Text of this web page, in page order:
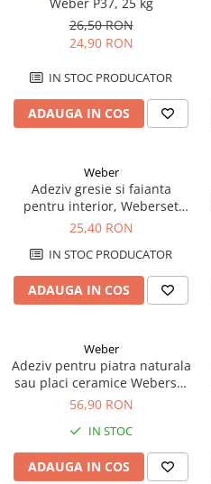
Weber P37, 25 kg
26,50 RON
24,90 RON
IN STOC PRODUCATOR
ADAUGA IN COS
Weber
Adeziv gresie si faianta
pentru interior, Weberset
ST10, 25 kg
25,40 RON
IN STOC PRODUCATOR
ADAUGA IN COS
Weber
Adeziv pentru piatra naturala
sau placi ceramice Weberset
Stone, alb, 25 kg
56,90 RON
IN STOC
ADAUGA IN COS